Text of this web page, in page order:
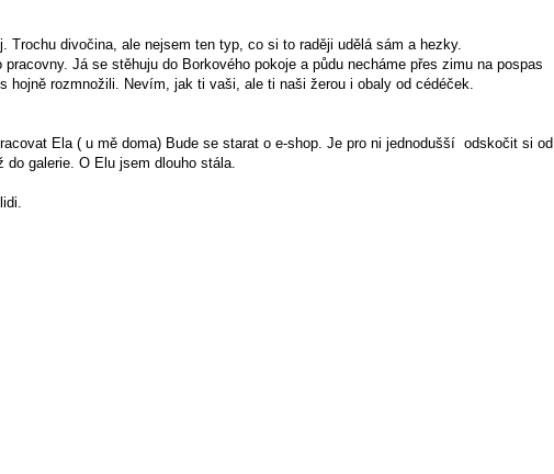
Trochu divočina, ale nejsem ten typ, co si to raději udělá sám a hezky.
Já se stěhuju do Borkového pokoje a půdu necháme přes zimu na pospas
hojně rozmnožili. Nevím, jak ti vaši, ale ti naši žerou i obaly od cédéček.
Ela ( u mě doma) Bude se starat o e-shop. Je pro ni jednodušší odskočit si od
galerie. O Elu jsem dlouho stála.